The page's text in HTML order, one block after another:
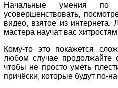
Начальные умения по
усовершенствовать,
видео, взятое из интернета.
мастера научат вас
Кому-то это покажется
любом случае продолжайте
чтобы не просто уметь
причёски, которые будут по-